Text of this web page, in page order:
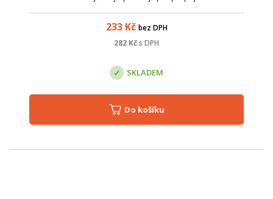
233Kč bez DPH
282 Kčs DPH
SKLADEM
Do košíku